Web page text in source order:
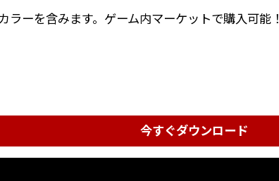
ラーを含みます。ゲーム内マーケットで購入可能！
今すぐダウンロード